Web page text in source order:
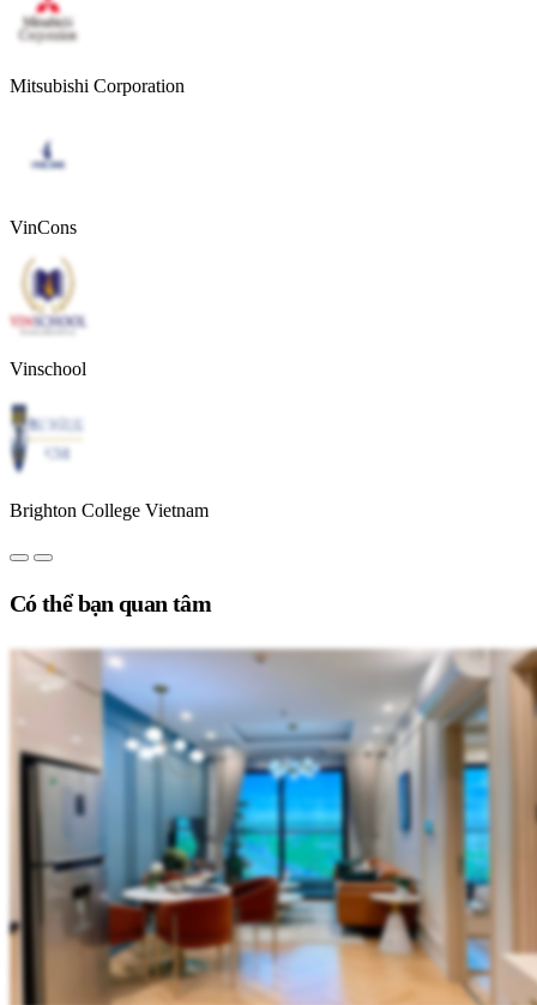
Mitsubishi Corporation
VinCons
Vinschool
Brighton College Vietnam
Có thể bạn quan tâm